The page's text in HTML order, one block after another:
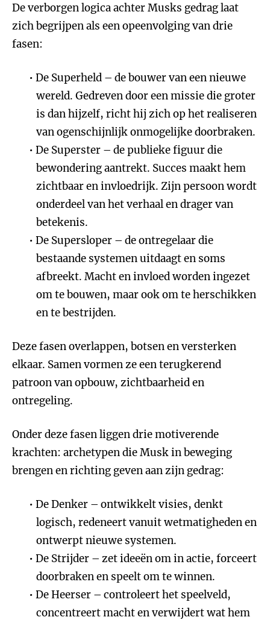
De verborgen logica achter Musks gedrag laat
zich begrijpen als een opeenvolging van drie
fasen:
De Superheld – de bouwer van een nieuwe
wereld. Gedreven door een missie die groter
is dan hijzelf, richt hij zich op het realiseren
van ogenschijnlijk onmogelijke doorbraken.
De Superster – de publieke figuur die
bewondering aantrekt. Succes maakt hem
zichtbaar en invloedrijk. Zijn persoon wordt
onderdeel van het verhaal en drager van
betekenis.
De Supersloper – de ontregelaar die
bestaande systemen uitdaagt en soms
afbreekt. Macht en invloed worden ingezet
om te bouwen, maar ook om te herschikken
en te bestrijden.
Deze fasen overlappen, botsen en versterken
elkaar. Samen vormen ze een terugkerend
patroon van opbouw, zichtbaarheid en
ontregeling.
Onder deze fasen liggen drie motiverende
krachten: archetypen die Musk in beweging
brengen en richting geven aan zijn gedrag:
De Denker – ontwikkelt visies, denkt
logisch, redeneert vanuit wetmatigheden en
ontwerpt nieuwe systemen.
De Strijder – zet ideeën om in actie, forceert
doorbraken en speelt om te winnen.
De Heerser – controleert het speelveld,
concentreert macht en verwijdert wat hem